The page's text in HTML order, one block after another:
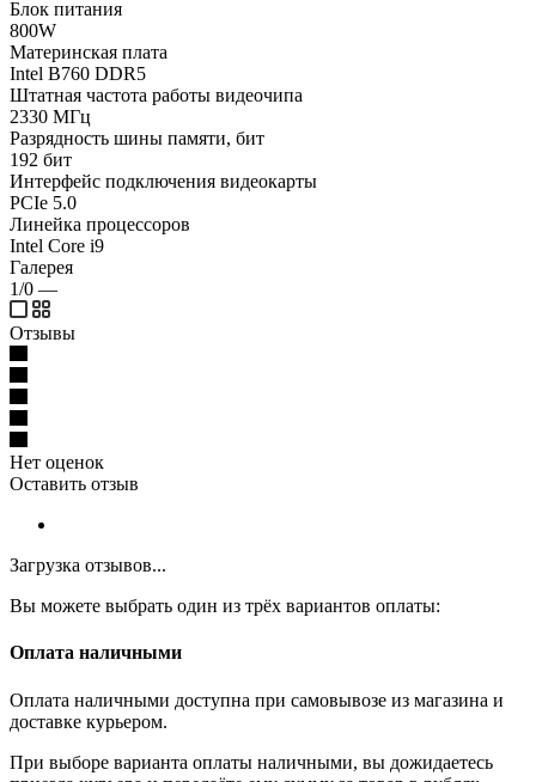
Блок питания
800W
Материнская плата
Intel B760 DDR5
Штатная частота работы видеочипа
2330 МГц
Разрядность шины памяти, бит
192 бит
Интерфейс подключения видеокарты
PCIe 5.0
Линейка процессоров
Intel Core i9
Галерея
1/0 —
Отзывы
Нет оценок
Оставить отзыв
Загрузка отзывов...
Вы можете выбрать один из трёх вариантов оплаты:
Оплата наличными
Оплата наличными доступна при самовывозе из магазина и
доставке курьером.
При выборе варианта оплаты наличными, вы дожидаетесь